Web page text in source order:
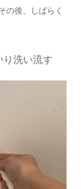
の後、しばらく
洗い流す